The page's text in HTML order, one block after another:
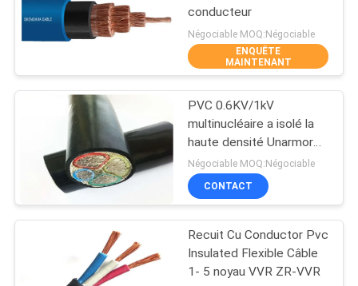
VISITE
D'USINE
CONTRÔLE
QUALITÉ
CONTACT
NOUVELLES
PVC câbles isolés
câbles électriques
197
conducteur
Négociable MOQ:Négociable
ENQUÊTE
MAINTENANT
PVC 0.6KV/1kV
multinucléaire a isolé la
haute densité Unarmored
de câbles 300
millimètres carrés
Négociable MOQ:Négociable
CONTACT
Recuit Cu Conductor Pvc
Insulated Flexible Câble
1- 5 noyau VVR ZR-VVR